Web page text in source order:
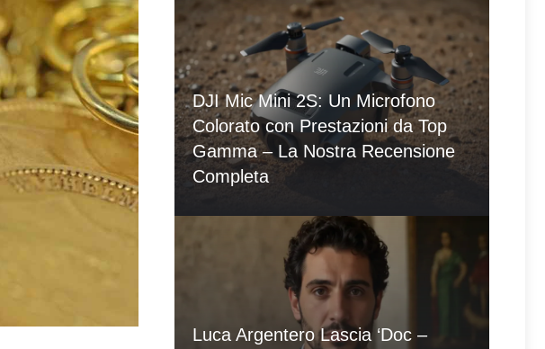
DJI Mic Mini 2S: Un Microfono
Colorato con Prestazioni da Top
Gamma – La Nostra Recensione
Completa
Luca Argentero Lascia ‘Doc –